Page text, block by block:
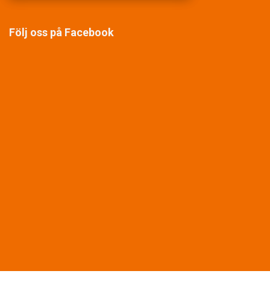
Följ oss på Facebook